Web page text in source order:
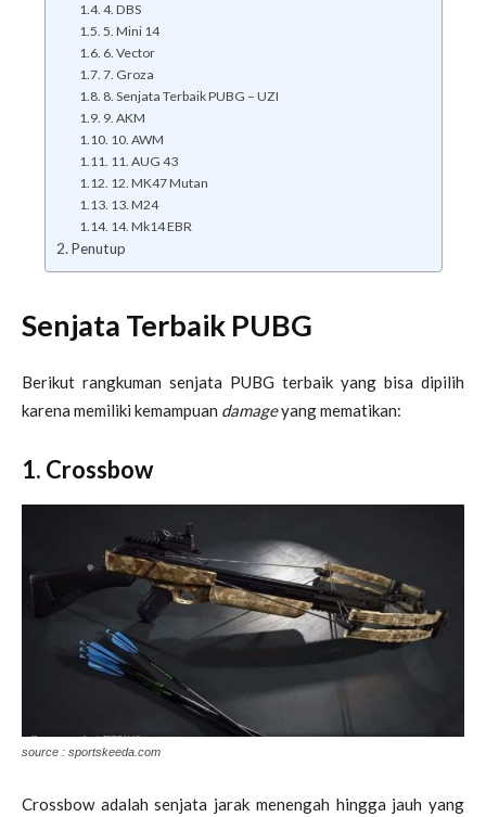
4. DBS
5. Mini 14
6. Vector
7. Groza
8. Senjata Terbaik PUBG – UZI
9. AKM
10. AWM
11. AUG 43
12. MK47 Mutan
13. M24
14. Mk14 EBR
Penutup
Senjata Terbaik PUBG
Berikut rangkuman senjata PUBG terbaik yang bisa dipilih
karena memiliki kemampuan damageyang mematikan:
1. Crossbow
source : sportskeeda.com
Crossbow adalah senjata jarak menengah hingga jauh yang